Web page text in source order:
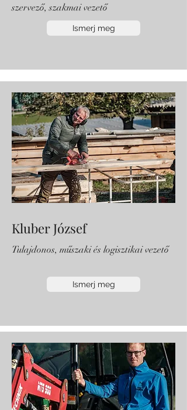
szervező, szakmai vezető
Ismerj meg
Kluber József
Tulajdonos, műszaki és logisztikai vezető
Ismerj meg